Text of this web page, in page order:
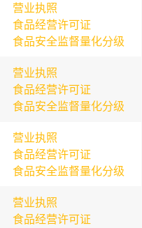
营业执照
食品经营许可证
食品安全监督量化分级
营业执照
食品经营许可证
食品安全监督量化分级
营业执照
食品经营许可证
食品安全监督量化分级
营业执照
食品经营许可证